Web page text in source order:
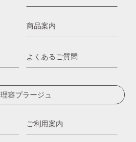
商品案内
よくあるご質問
理容プラージュ
ご利用案内